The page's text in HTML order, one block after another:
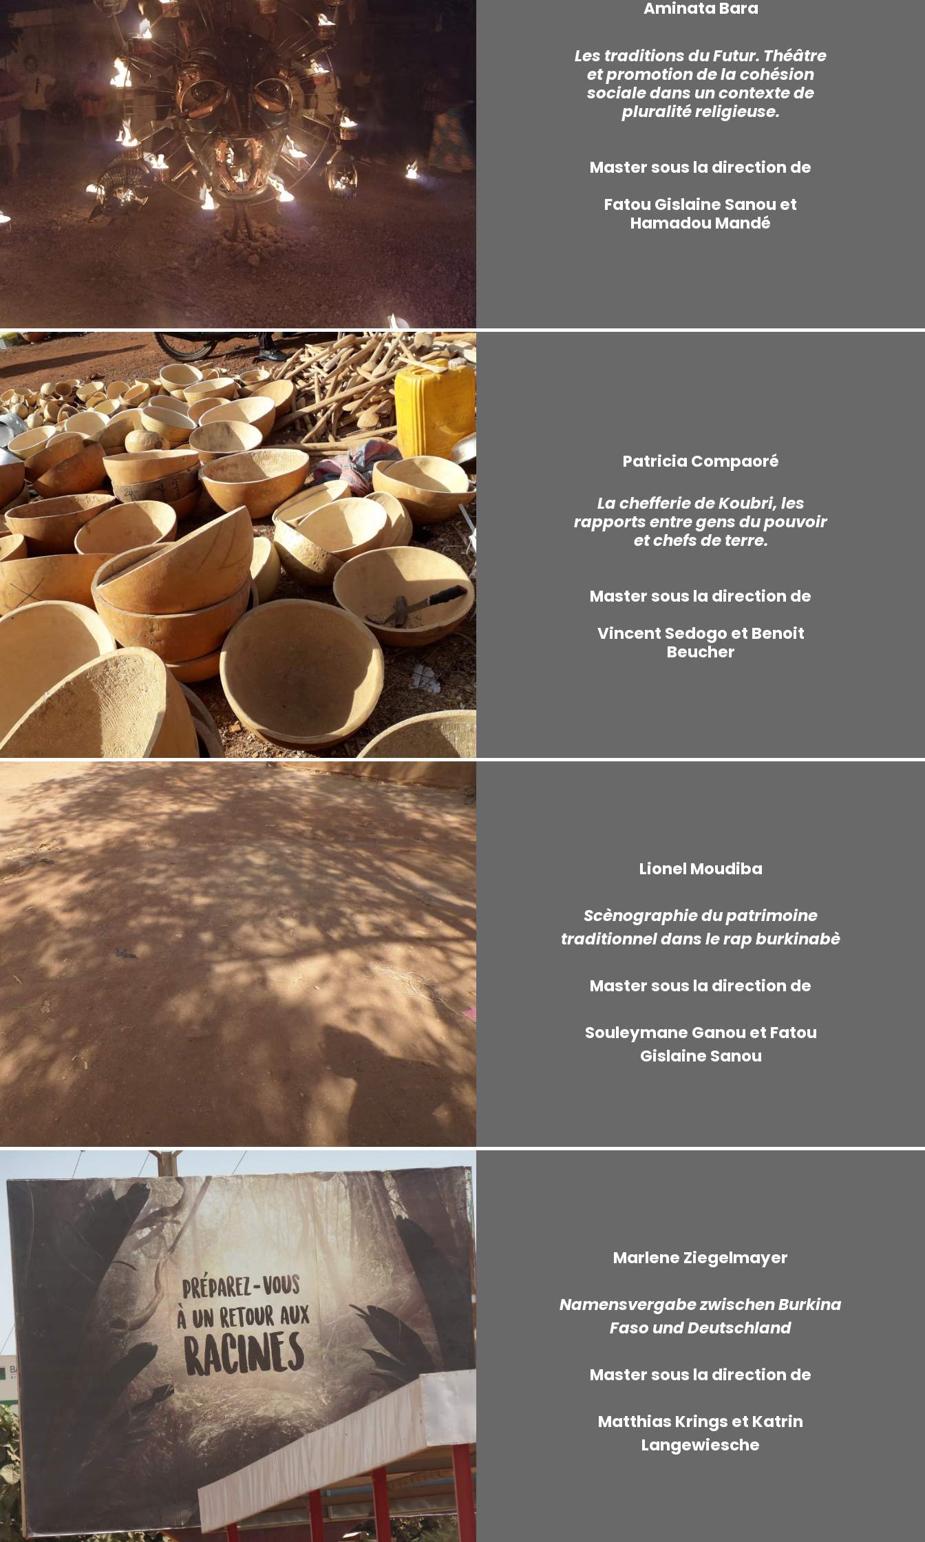
Aminata Bara
Les traditions du Futur. Théâtre
et promotion de la cohésion
sociale dans un contexte de
pluralité religieuse.
Master sous la direction de
Fatou Gislaine Sanou et
Hamadou Mandé
Patricia Compaoré
La chefferie de Koubri, les
rapports entre gens du pouvoir
et chefs de terre.
Master sous la direction de
Vincent Sedogo et Benoit
Beucher
Lionel Moudiba
Scènographie du patrimoine
traditionnel dans le rap burkinabè
Master sous la direction de
Souleymane Ganou et Fatou
Gislaine Sanou
Marlene Ziegelmayer
Namensvergabe zwischen Burkina
Faso und Deutschland
Master sous la direction de
Matthias Krings et Katrin
Langewiesche